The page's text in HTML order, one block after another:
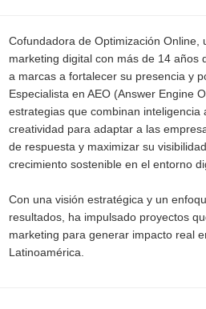
Cofundadora de Optimización Online,
marketing digital con más de 14 años
a marcas a fortalecer su presencia y
Especialista en AEO (Answer Engine
estrategias que combinan inteligencia
creatividad para adaptar a las
de respuesta y maximizar su
crecimiento sostenible en el entorno
Con una visión estratégica y un
resultados, ha impulsado proyectos
marketing para generar impacto real
Latinoamérica.